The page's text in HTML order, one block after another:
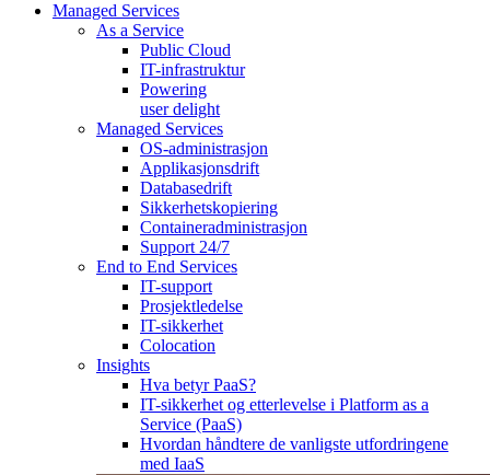
Managed Services
As a Service
Public Cloud
IT-infrastruktur
Powering
user delight
Managed Services
OS‑administrasjon
Applikasjonsdrift
Databasedrift
Sikkerhetskopiering
Containeradministrasjon
Support 24/7
End to End Services
IT-support
Prosjektledelse
IT-sikkerhet
Colocation
Insights
Hva betyr PaaS?
IT-sikkerhet og etterlevelse i Platform as a
Service (PaaS)
Hvordan håndtere de vanligste utfordringene
med IaaS